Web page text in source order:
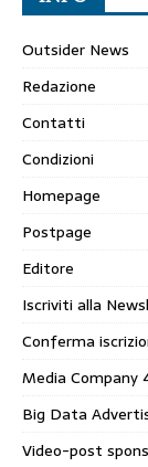
Outsider News
Redazione
Contatti
Condizioni
Homepage
Postpage
Editore
Iscriviti alla
Conferma
Media Company
Big Data
Video-post